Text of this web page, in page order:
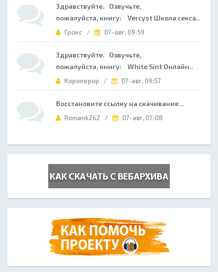
Здравствуйте. Озвучьте,
пожалуйста, книгу: Vercyst Школа секса..
Грокс / 07-авг, 09:59
Здравствуйте. Озвучьте,
пожалуйста, книгу: White Sint Онлайн..
Короперор / 07-авг, 09:57
Восстановите ссылку на скачивание ..
Romank262 / 07-авг, 07:08